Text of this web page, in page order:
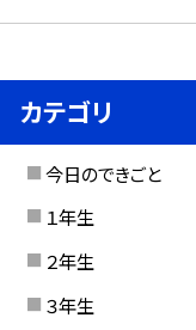
カテゴリ
今日のできごと
１年生
２年生
３年生